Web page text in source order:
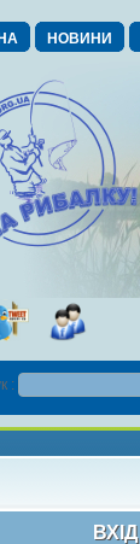
НОВИНИ
:
ВХІД